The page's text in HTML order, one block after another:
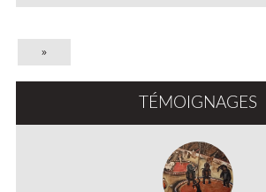
»
TÉMOIGNAGES